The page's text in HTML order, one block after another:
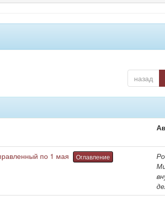
назад
по 1 мая Оглавление